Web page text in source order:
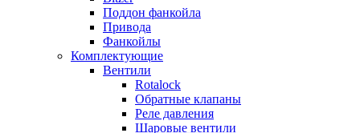
Поддон фанкойла
Привода
Фанкойлы
Комплектующие
Вентили
Rotalock
Обратные клапаны
Реле давления
Шаровые вентили